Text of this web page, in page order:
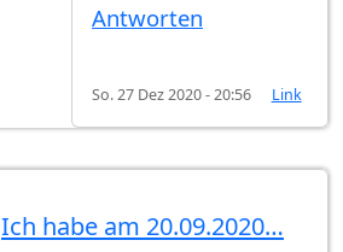
Antworten
So. 27 Dez 2020 - 20:56 Link
Ich habe am 20.09.2020…